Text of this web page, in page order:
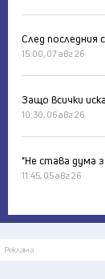
След последния
15:00, 07 авг 26
Защо всички
10:30, 06 авг 26
"Не става дума
11:45, 05 авг 26
Реклама